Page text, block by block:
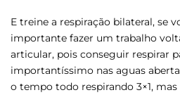
E treine a respiração bilateral, se
importante fazer um trabalho
articular, pois conseguir respirar
importantíssimo nas aguas
o tempo todo respirando 3×1, mas